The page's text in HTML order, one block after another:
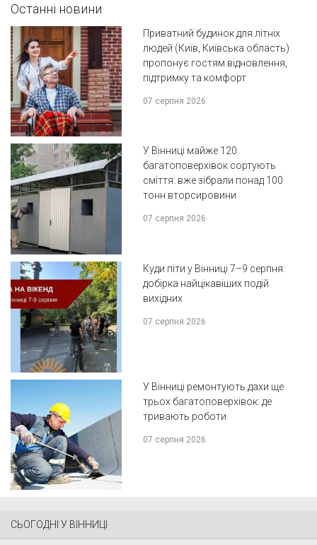
Останні новини
Приватний будинок для літніх
людей (Київ, Київська область)
пропонує гостям відновлення,
підтримку та комфорт
07 серпня 2026
У Вінниці майже 120
багатоповерхівок сортують
сміття: вже зібрали понад 100
тонн вторсировини
07 серпня 2026
Куди піти у Вінниці 7–9 серпня:
добірка найцікавіших подій
вихідних
07 серпня 2026
У Вінниці ремонтують дахи ще
трьох багатоповерхівок: де
тривають роботи
07 серпня 2026
СЬОГОДНІ У ВІННИЦІ